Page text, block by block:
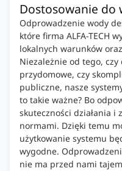
Dostosowanie do
Odprowadzenie wody
które firma ALFA-TECH
lokalnych warunków
Niezależnie od tego, czy
przydomowe, czy
publiczne, nasze
to takie ważne? Bo
skuteczności działania i
normami. Dzięki temu
użytkowanie systemu
wygodne.
nie ma przed nami